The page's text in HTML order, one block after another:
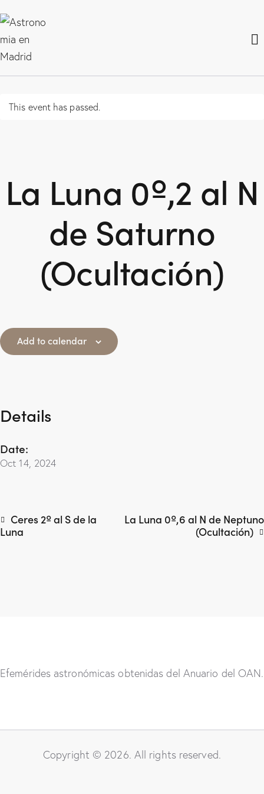
This event has passed.
La Luna 0º,2 al N
de Saturno
(Ocultación)
Add to calendar
Details
Date:
Oct 14, 2024
Ceres 2º al S de la
Luna
La Luna 0º,6 al N de Neptuno
(Ocultación)
Efemérides astronómicas obtenidas del Anuario del OAN.
Copyright © 2026. All rights reserved.